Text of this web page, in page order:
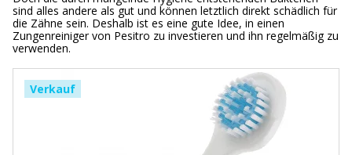
sind alles andere als gut und können letztlich direkt schädlich für
die Zähne sein. Deshalb ist es eine gute Idee, in einen
Zungenreiniger von Pesitro zu investieren und ihn regelmäßig zu
verwenden.
Verkauf